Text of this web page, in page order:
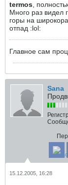
termos ,
Много раз видел
горы на
отпад :lol:
Главное сам
Sana
15.12.2005, 16:28